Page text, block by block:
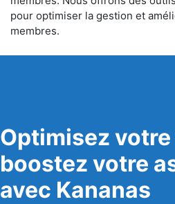
pour optimiser la gestion et
membres.
Optimisez
boostez votre
avec Kananas